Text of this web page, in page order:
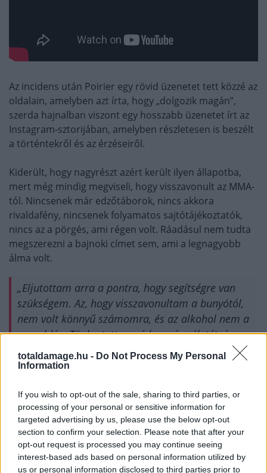
totaldamage.hu - Do Not Process My Personal
Information
If you wish to opt-out of the sale, sharing to third parties, or
processing of your personal or sensitive information for
targeted advertising by us, please use the below opt-out
section to confirm your selection. Please note that after your
opt-out request is processed you may continue seeing
interest-based ads based on personal information utilized by
us or personal information disclosed to third parties prior to
Az incidens után Poirier egy rövid üzenetet tett közzé az
oldalain, amelyben azt írta, hogy „dolgozik magán”,
szerda hajnalban viszont egy hosszabb üzenetet írt az
Instagram-sztorijában, amelyben részletesen is beszélt
a történtekről és az érzéseiről.
Kiderült, hogy nagyrészt azért került ilyen állapotba,
mert még mindig megviseli, hogy visszavonult az MMA-
tól. Nincsenek már edzőtáborok, nincs akkora
rivaldafény, nincsenek folyamatos sajtótájékoztatók,
nincs az a pörgés, ami régen volt. Ráadásul nem tudta
megszerezni a bajnoki címet sem, ami a legnagyobb
álma volt.
„Eljutottam arra a pontra, hogy segítségre van
szükségem. Az, hogy visszavonultam a bunyótól,
nem volt könnyű számomra, és az alkohol nem a
megoldás. Tönkretette az édesapám életét, és
nem fogom hagyni, hogy az enyémet is
tönkretegye. A családom megérdemli, hogy 100
azért, hogy rendbe tegyem a gondolataimat, és
meghozzam a megfelelő következő lépéseket.”